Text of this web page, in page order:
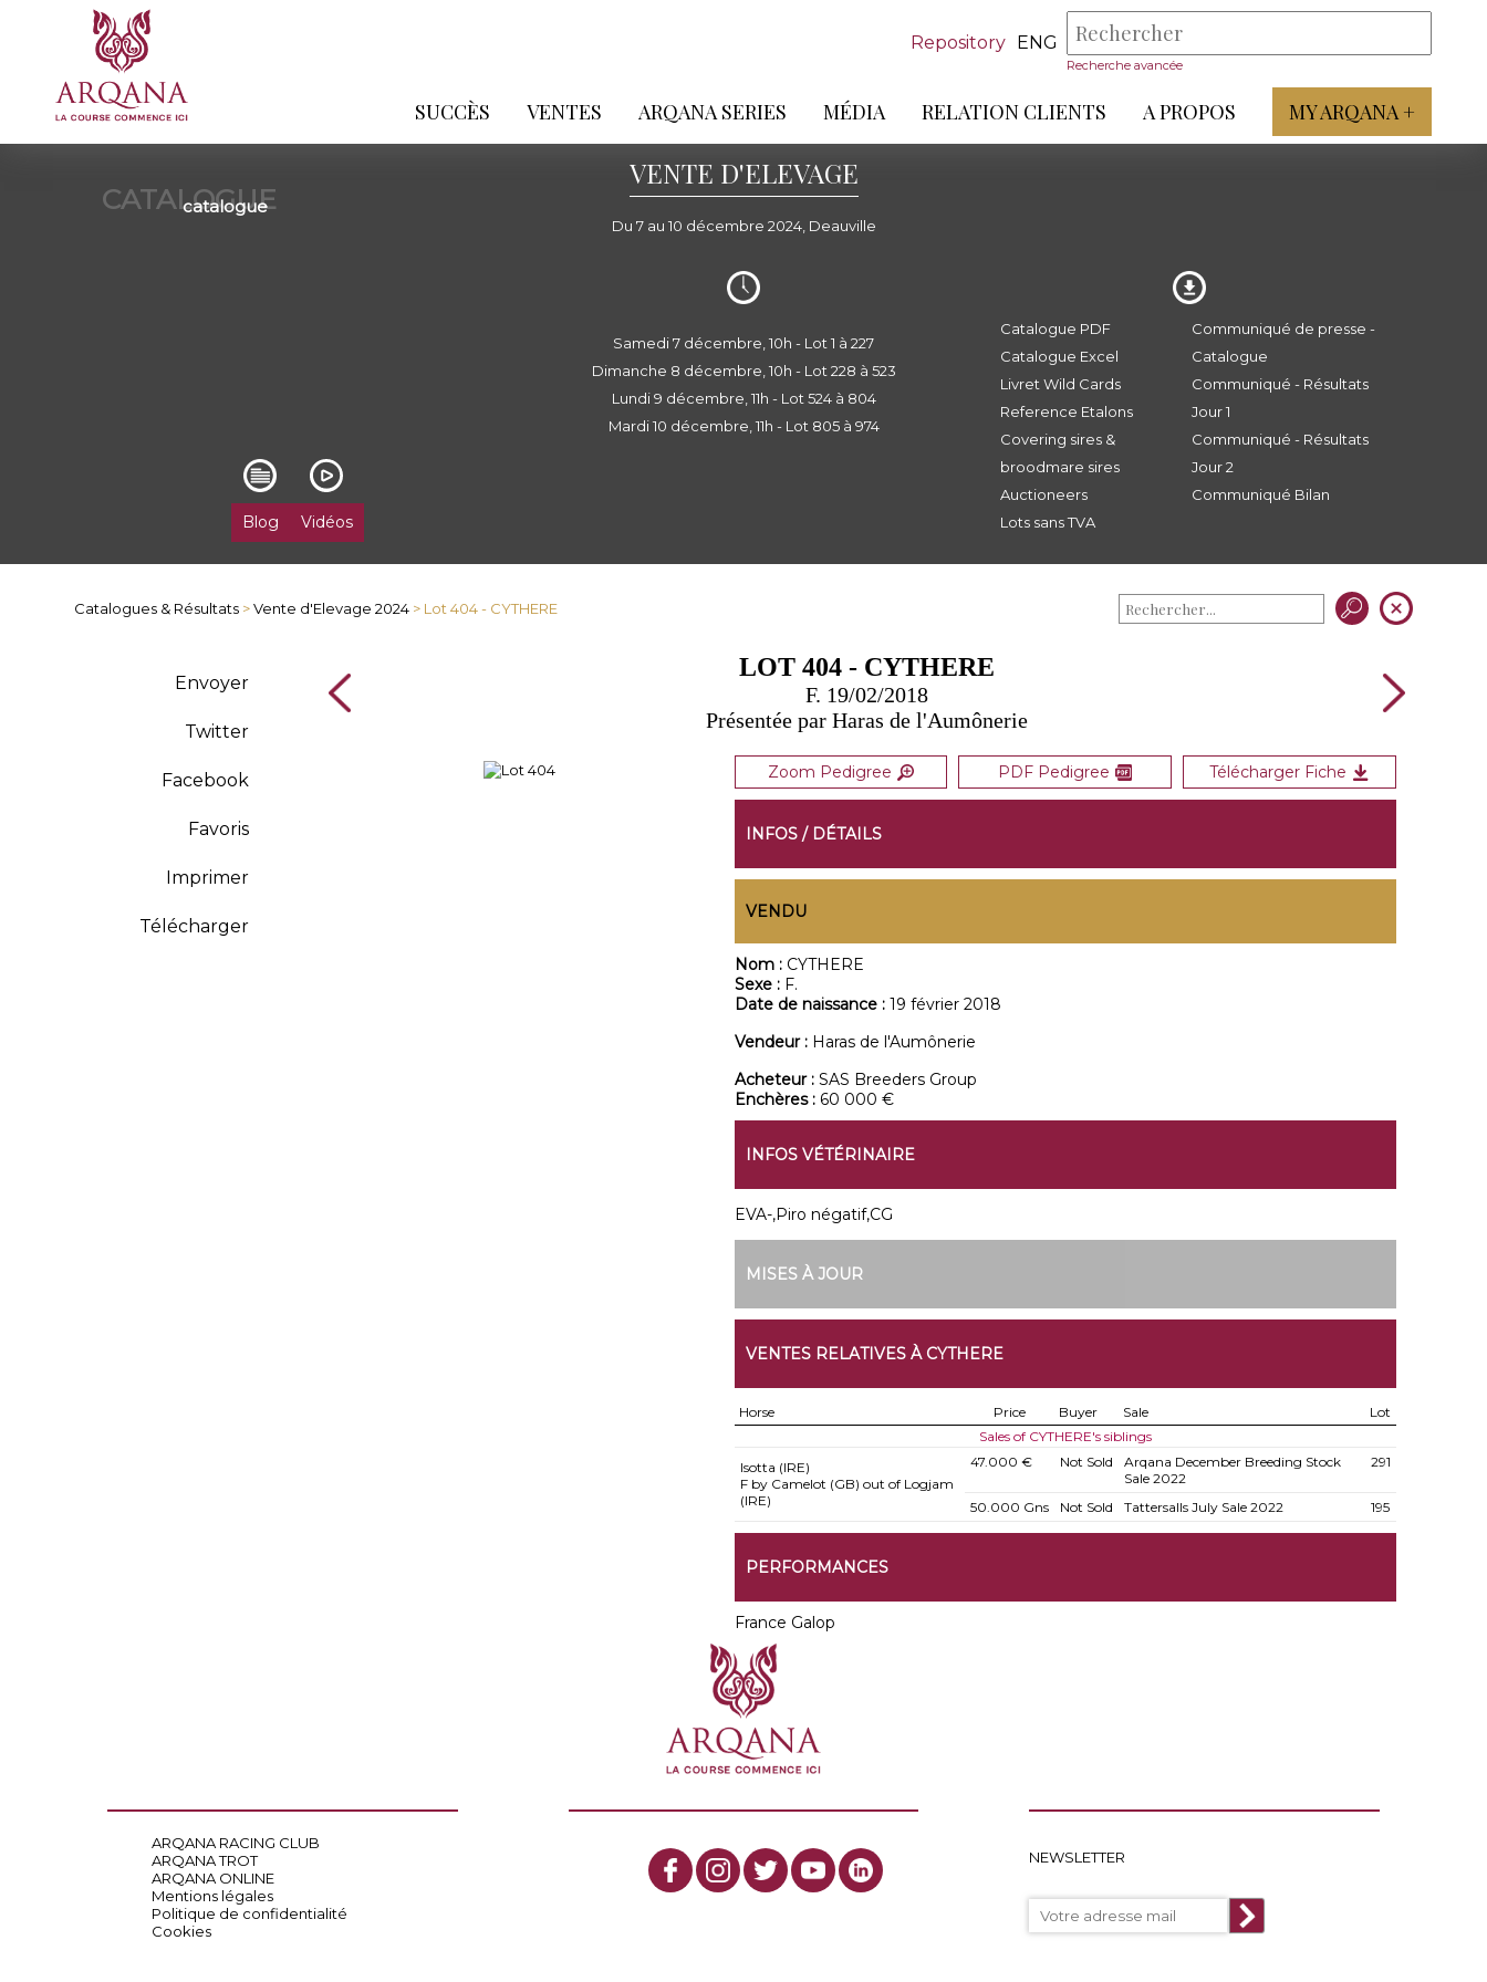
Repository ENG
Recherche avancée
SUCCÈS VENTES ARQANA SERIES MÉDIA RELATION CLIENTS A PROPOS MY ARQANA +
CATALOGUE
catalogue
VENTE D'ELEVAGE
Du 7 au 10 décembre 2024, Deauville
Blog Vidéos
Samedi 7 décembre, 10h - Lot 1 à 227
Dimanche 8 décembre, 10h - Lot 228 à 523
Lundi 9 décembre, 11h - Lot 524 à 804
Mardi 10 décembre, 11h - Lot 805 à 974
Catalogue PDF
Catalogue Excel
Livret Wild Cards
Reference Etalons
Covering sires &
broodmare sires
Auctioneers
Lots sans TVA
Communiqué de presse -
Catalogue
Communiqué - Résultats
Jour 1
Communiqué - Résultats
Jour 2
Communiqué Bilan
Catalogues & Résultats >Vente d'Elevage 2024 > Lot 404 - CYTHERE
Envoyer
Twitter
Facebook
Favoris
Imprimer
Télécharger
LOT 404 - CYTHERE
F. 19/02/2018
Présentée par Haras de l'Aumônerie
Zoom Pedigree PDF Pedigree Télécharger Fiche
INFOS / DÉTAILS
VENDU
Nom : CYTHERE
Sexe : F.
Date de naissance : 19 février 2018
Vendeur : Haras de l'Aumônerie
Acheteur : SAS Breeders Group
Enchères : 60 000 €
INFOS VÉTÉRINAIRE
EVA-,Piro négatif,CG
MISES À JOUR
VENTES RELATIVES À CYTHERE
Horse Price Buyer Sale
Lot
Sales of CYTHERE's siblings
Isotta (IRE)
F by Camelot (GB) out of Logjam
(IRE)
47.000 € Not Sold
Arqana December Breeding Stock
Sale 2022
291
50.000 Gns Not Sold Tattersalls July Sale 2022 195
PERFORMANCES
France Galop
ARQANA RACING CLUB
ARQANA TROT
ARQANA ONLINE
Mentions légales
Politique de confidentialité
Cookies
NEWSLETTER